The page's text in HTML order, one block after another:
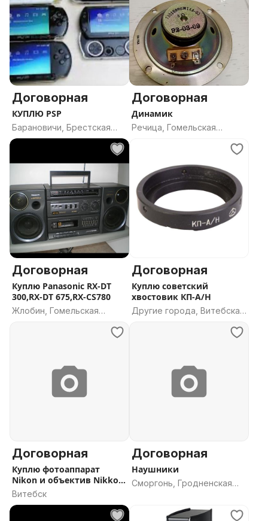
Договорная
КУПЛЮ PSP
Барановичи, Брестская
область
Договорная
Динамик
Речица, Гомельская
Договорная
Куплю Panasonic RX-DT
300,RX-DT 675,RX-CS780
Жлобин, Гомельская
Договорная
Куплю советский
хвостовик КП-А/Н
Другие города, Витебская
Договорная
Куплю фотоаппарат
Nikon и объектив Nikkor
18-55
Витебск
Договорная
Наушники
Сморгонь, Гродненская